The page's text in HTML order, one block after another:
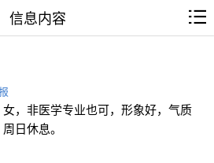
信息内容
，非医学专业也可，形象好，气质
日休息。